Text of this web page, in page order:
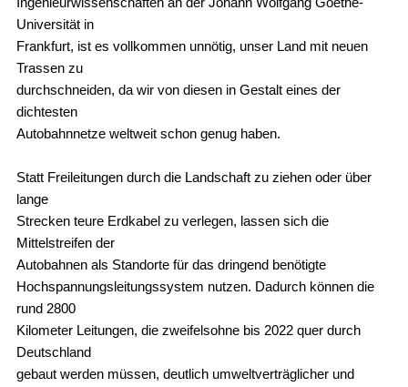
Universität in
Frankfurt, ist es vollkommen unnötig, unser Land mit neuen
Trassen zu
durchschneiden, da wir von diesen in Gestalt eines der
dichtesten
Autobahnnetze weltweit schon genug haben.
Statt Freileitungen durch die Landschaft zu ziehen oder über
lange
Strecken teure Erdkabel zu verlegen, lassen sich die
Mittelstreifen der
Autobahnen als Standorte für das dringend benötigte
Hochspannungsleitungssystem nutzen. Dadurch können die
rund 2800
Kilometer Leitungen, die zweifelsohne bis 2022 quer durch
Deutschland
gebaut werden müssen, deutlich umweltverträglicher und